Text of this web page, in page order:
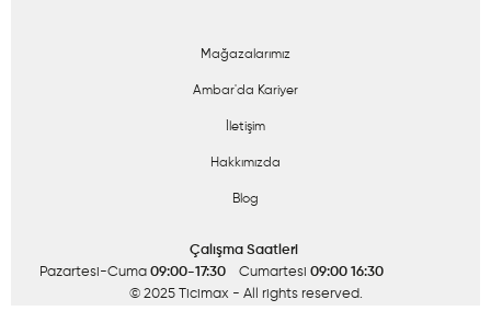
Mağazalarımız
Ambar'da Kariyer
İletişim
Hakkımızda
Blog
Çalışma Saatleri
Pazartesi-Cuma 09:00-17:30 Cumartesi 09:00 16:30
© 2025 Ticimax - All rights reserved.